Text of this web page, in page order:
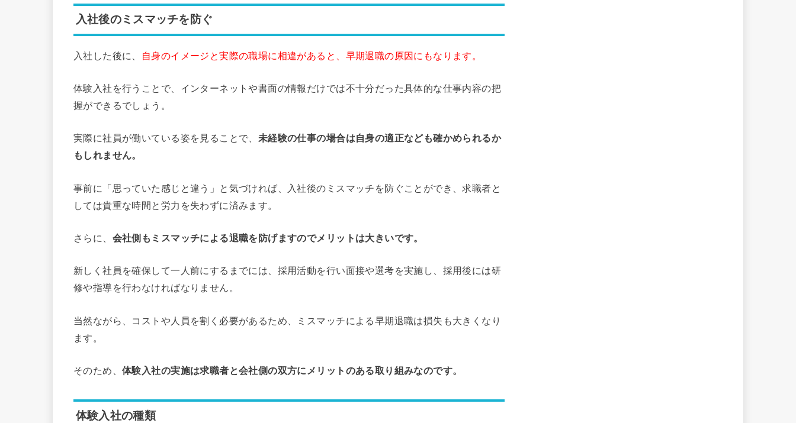
入社後のミスマッチを防ぐ
入社した後に、 自身のイメージと実際の職場に相違があると、早期退職の原因にもなります。
体験入社を行うことで、インターネットや書面の情報だけでは不十分だった具体的な仕事内容の把
握ができるでしょう。
実際に社員が働いている姿を見ることで、 未経験の仕事の場合は自身の適正なども確かめられるか
もしれません。
事前に「思っていた感じと違う」と気づければ、入社後のミスマッチを防ぐことができ、求職者と
しては貴重な時間と労力を失わずに済みます。
さらに、 会社側もミスマッチによる退職を防げますのでメリットは大きいです。
新しく社員を確保して一人前にするまでには、採用活動を行い面接や選考を実施し、採用後には研
修や指導を行わなければなりません。
当然ながら、コストや人員を割く必要があるため、ミスマッチによる早期退職は損失も大きくなり
ます。
そのため、体験入社の実施は求職者と会社側の双方にメリットのある取り組みなのです。
体験入社の種類